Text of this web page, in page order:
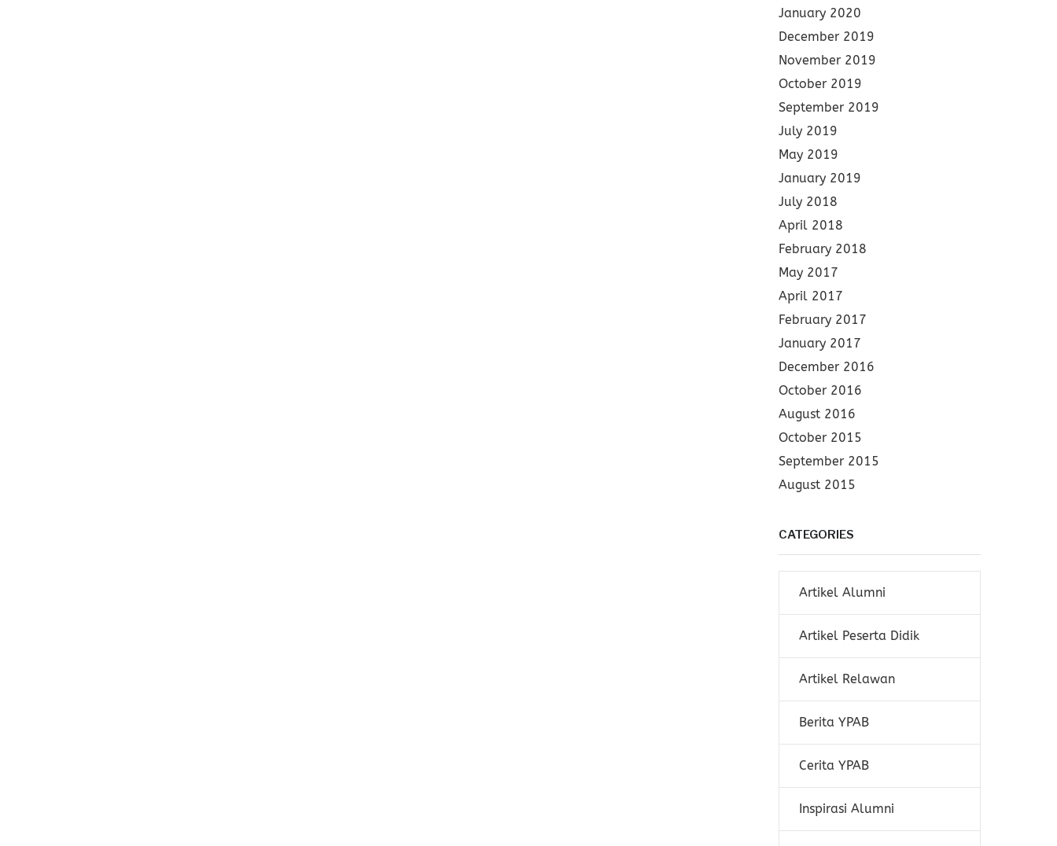
January 2020
December 2019
November 2019
October 2019
September 2019
July 2019
May 2019
January 2019
July 2018
April 2018
February 2018
May 2017
April 2017
February 2017
January 2017
December 2016
October 2016
August 2016
October 2015
September 2015
August 2015
CATEGORIES
Artikel Alumni
Artikel Peserta Didik
Artikel Relawan
Berita YPAB
Cerita YPAB
Inspirasi Alumni